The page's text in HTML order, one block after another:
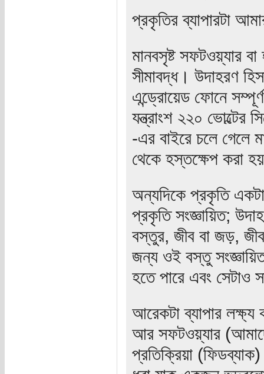
প্রকৃতির ব্যাপারটা
মানবসৃষ্ট সফটওয়্যার বা
সীমাবদ্ধ। উদাহরণ
এন্ড্রোয়েড ফোনে
যন্ত্রাংশ ২২০ ভোল্টের
-এর বাইরে চলে গেলে
থেকে হস্তক্ষেপ করা
অন্যদিকে প্রকৃতি
প্রকৃতি সংজ্ঞায়িত;
বস্তুর, জীব বা জড়,
জন্য ওই বস্তু
হতে পারে এবং সেটাও
আরেকটা ব্যাপার লক্ষ্য
আর সফটওয়্যার
প্রতিক্রিয়া